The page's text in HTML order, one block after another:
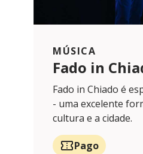
MÚSICA
Fado in
Fado in Chiado é
- uma excelente
cultura e a cidade.
Pago